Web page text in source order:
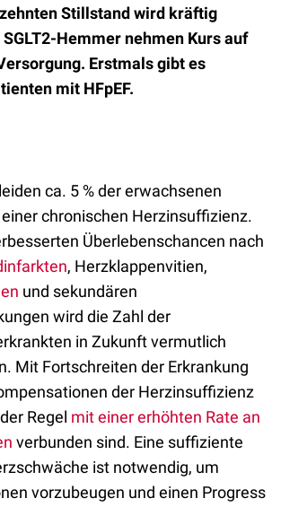
Stillstand wird kräftig
Hemmer nehmen Kurs auf
Erstmals gibt es
mit HFpEF.
ca. 5 % der erwachsenen
chronischen Herzinsuffizienz.
Überlebenschancen nach
, Herzklappenvitien,
und sekundären
wird die Zahl der
in Zukunft vermutlich
Mit Fortschreiten der Erkrankung
der Herzinsuffizienz
Regel mit einer erhöhten Rate an
verbunden sind. Eine suffiziente
ist notwendig, um
vorzubeugen und einen Progress